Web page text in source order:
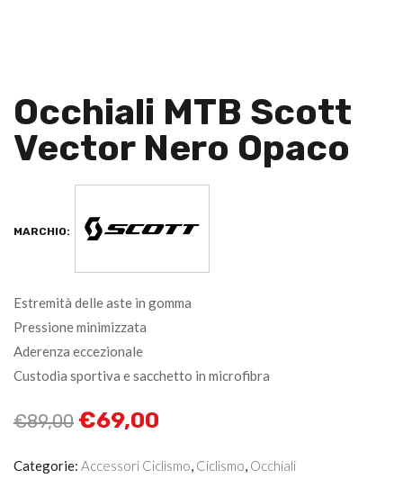
Occhiali MTB Scott
Vector Nero Opaco
MARCHIO:
Estremità delle aste in gomma
Pressione minimizzata
Aderenza eccezionale
Custodia sportiva e sacchetto in microfibra
€89,00 €69,00
Categorie: Accessori Ciclismo, Ciclismo, Occhiali